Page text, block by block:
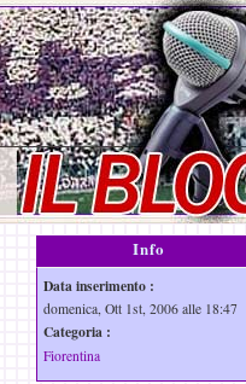
Info
Data inserimento :
domenica, Ott 1st, 2006 alle 18:47
Categoria :
Fiorentina